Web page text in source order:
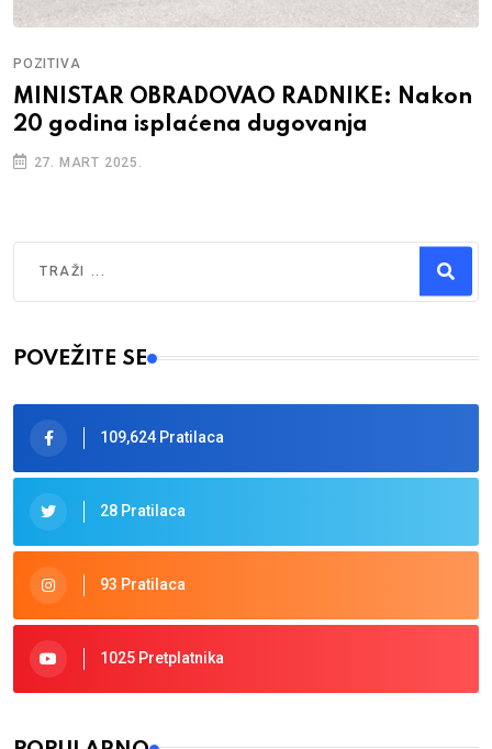
POZITIVA
MINISTAR OBRADOVAO RADNIKE: Nakon
20 godina isplaćena dugovanja
27. MART 2025.
Type 2 or more characters for results.
POVEŽITE SE
109,624 Pratilaca
28 Pratilaca
93 Pratilaca
1025 Pretplatnika